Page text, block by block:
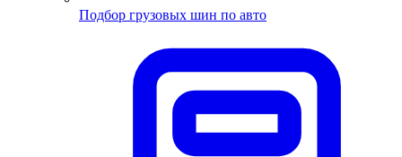
Подбор грузовых шин по авто